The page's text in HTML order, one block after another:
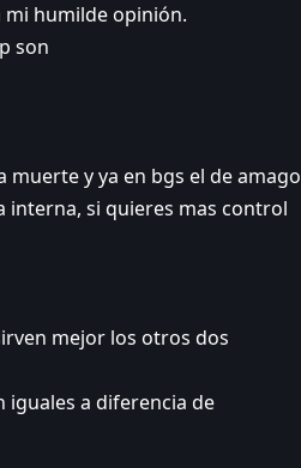
mi humilde opinión.
son
muerte y ya en bgs el de amago
interna, si quieres mas control
mejor los otros dos
iguales a diferencia de